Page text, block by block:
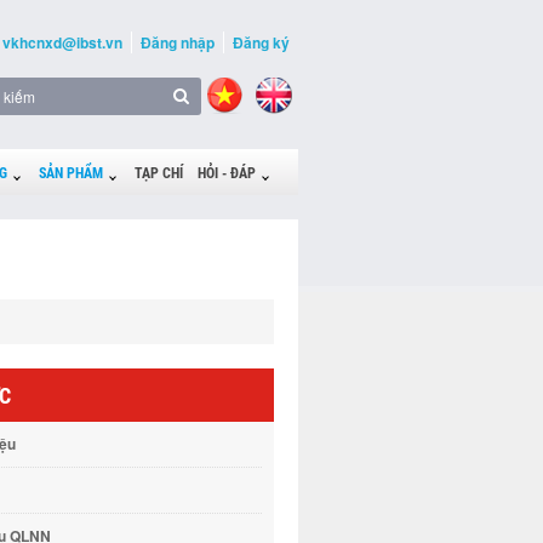
vkhcnxd@ibst.vn Đăng nhập Đăng ký
SẢN PHẨM TẠP CHÍ HỎI - ĐÁP
QLNN